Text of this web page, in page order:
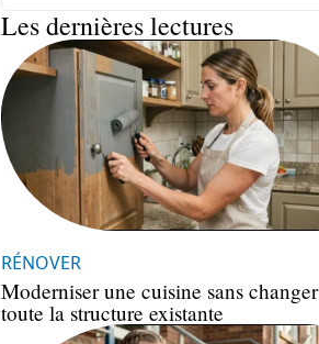
Les dernières lectures
RÉNOVER
Moderniser une cuisine sans changer
toute la structure existante